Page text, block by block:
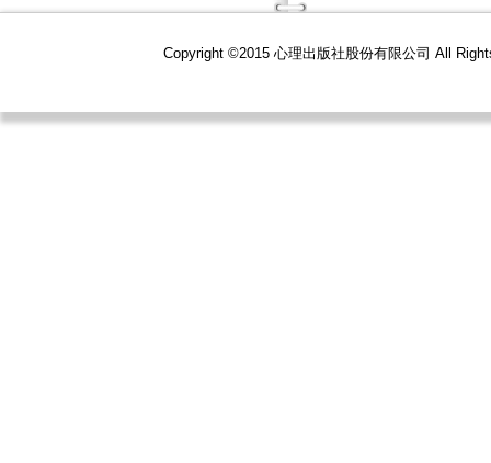
Copyright ©2015 心理出版社股份有限公司 All